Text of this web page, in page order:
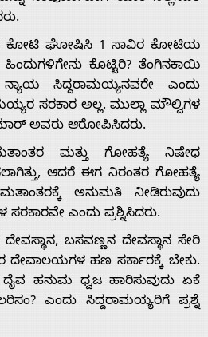
ಕೋಟಿ ಘೋಷಿಸಿ 1 ಸಾವಿರ ಕೋಟಿಯ
ಕೊಟ್ಟಿರಿ? ತೆಂಗಿನಕಾಯಿ
ನ್ಯಾಯ ಸಿದ್ದರಾಮಯ್ಯನವರೇ ಎಂದು
ಸರಕಾರ ಅಲ್ಲ. ಮುಲ್ಲಾ ಮೌಲ್ವಿಗಳ
ಅವರು ಆರೋಪಿಸಿದರು.
ಮತ್ತು ಗೋಹತ್ಯೆ ನಿಷೇಧ
ಆದರೆ ಈಗ ನಿರಂತರ ಗೋಹತ್ಯೆ
ಅನುಮತಿ ನೀಡಿರುವುದು
ಎಂದು ಪ್ರಶ್ನಿಸಿದರು.
ಬಸವಣ್ಣನ ದೇವಸ್ಥಾನ ಸೇರಿ
ದೇವಾಲಯಗಳ ಹಣ ಸರ್ಕಾರಕ್ಕೆ ಬೇಕು.
ಹನುಮ ಧ್ವಜ ಹಾರಿಸುವುದು ಏಕೆ
ಎಂದು ಸಿದ್ದರಾಮಯ್ಯರಿಗೆ ಪ್ರಶ್ನೆ